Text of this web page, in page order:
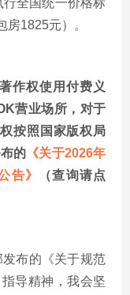
1825元）。
作权使用付费义
营业场所，对于
按照国家版权局
的 《关于2026年
告》
（查询请点
布的《关于规范
导精神，我会坚